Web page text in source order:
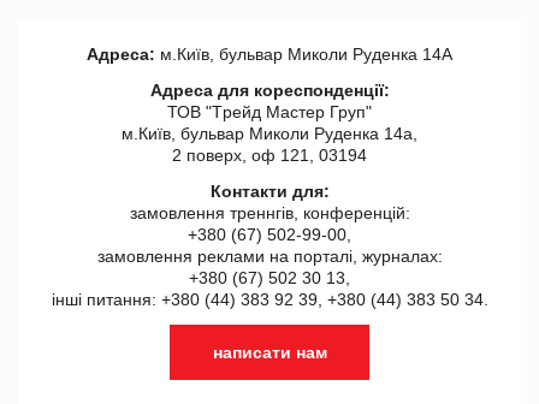
Адреса: м.Київ, бульвар Миколи Руденка 14А
Адреса для кореспонденції:
ТОВ "Tрейд Мастер Груп"
м.Київ, бульвар Миколи Руденка 14а,
2 поверх, оф 121, 03194
Контакти для:
замовлення треннгів, конференцій:
+380 (67) 502-99-00,
замовлення реклами на порталі, журналах:
+380 (67) 502 30 13,
інші питання: +380 (44) 383 92 39, +380 (44) 383 50 34.
написати нам